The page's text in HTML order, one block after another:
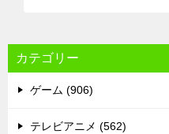
カテゴリー
ゲーム (906)
テレビアニメ (562)